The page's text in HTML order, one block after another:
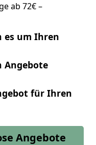
ab 72€ –
es um Ihren
Angebote
für Ihren
Angebote